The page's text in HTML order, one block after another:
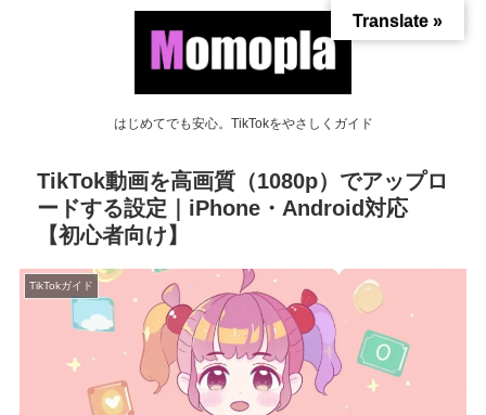
はじめてでも安心。TikTokをやさしくガイド
TikTok動画を高画質（1080p）でアップロ
ードする設定｜iPhone・Android対応
【初心者向け】
TikTokガイド
Translate »